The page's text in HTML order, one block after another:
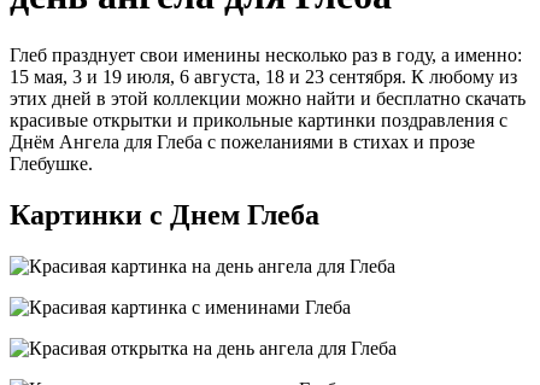
Глеб празднует свои именины несколько раз в году, а именно:
15 мая, 3 и 19 июля, 6 августа, 18 и 23 сентября. К любому из
этих дней в этой коллекции можно найти и бесплатно скачать
красивые открытки и прикольные картинки поздравления с
Днём Ангела для Глеба с пожеланиями в стихах и прозе
Глебушке.
Картинки с Днем Глеба